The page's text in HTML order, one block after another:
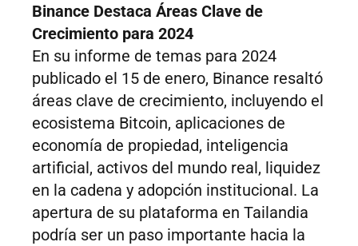
Binance Destaca Áreas Clave de
Crecimiento para 2024
En su informe de temas para 2024
publicado el 15 de enero, Binance resaltó
áreas clave de crecimiento, incluyendo el
ecosistema Bitcoin, aplicaciones de
economía de propiedad, inteligencia
artificial, activos del mundo real, liquidez
en la cadena y adopción institucional. La
apertura de su plataforma en Tailandia
podría ser un paso importante hacia la